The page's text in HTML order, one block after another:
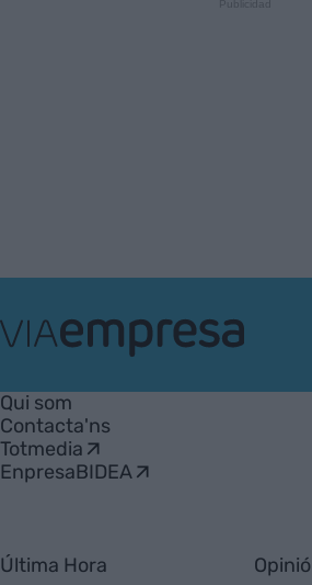
Empresa
Qui som
Contacta'ns
Totmedia
EnpresaBIDEA
Última Hora Opinió